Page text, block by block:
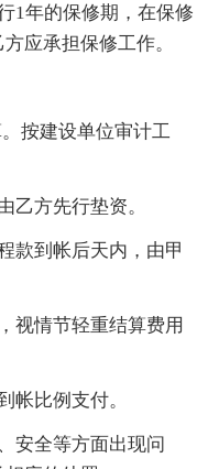
1年的保修期，在保修
应承担保修工作。
按建设单位审计工
乙方先行垫资。
款到帐后天内，由甲
视情节轻重结算费用
帐比例支付。
安全等方面出现问